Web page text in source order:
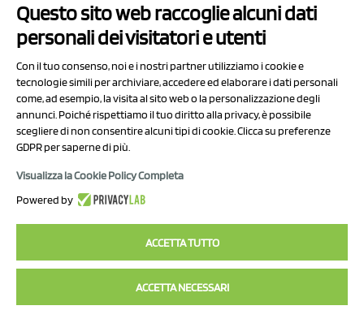
Via Prov.le Sassuolo Vignola 315/1
41057 Spilamberto (MO)
P.I/C.F. 01041460369
REA: MO 208553
Capitale sociale Euro 50.000,00 i.v.
Questo sito web raccoglie alcuni dati
personali dei visitatori e utenti
Con il tuo consenso, noi e i nostri partner utilizziamo i cookie e
tecnologie simili per archiviare, accedere ed elaborare i dati personali
come, ad esempio, la visita al sito web o la personalizzazione degli
annunci. Poiché rispettiamo il tuo diritto alla privacy, è possibile
scegliere di non consentire alcuni tipi di cookie. Clicca su preferenze
GDPR per saperne di più.
Visualizza la Cookie Policy Completa
Powered by
ACCETTA TUTTO
ACCETTA NECESSARI